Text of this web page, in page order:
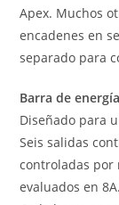
Apex. Muchos
encadenes en
separado para
Barra de
Diseñado para
Seis salidas
controladas por
evaluados en 8A.